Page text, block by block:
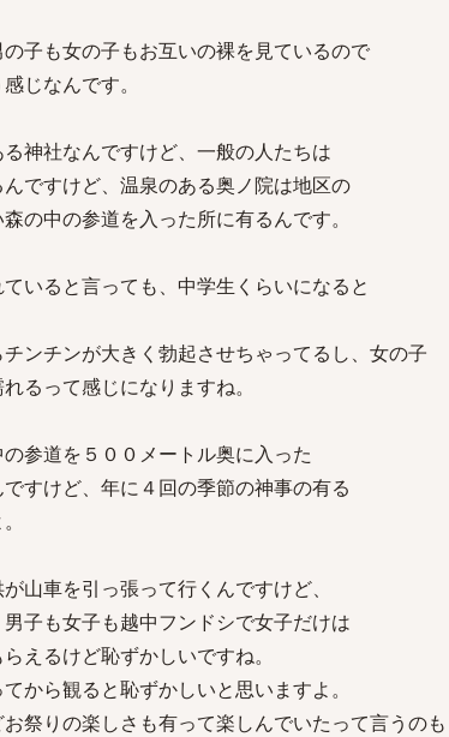
子も女の子もお互いの裸を見ているので
じなんです。
神社なんですけど、一般の人たちは
ですけど、温泉のある奥ノ院は地区の
の中の参道を入った所に有るんです。
いると言っても、中学生くらいになると
ンチンが大きく勃起させちゃってるし、女の子
るって感じになりますね。
参道を５００メートル奥に入った
すけど、年に４回の季節の神事の有る
山車を引っ張って行くんですけど、
子も女子も越中フンドシで女子だけは
えるけど恥ずかしいですね。
から観ると恥ずかしいと思いますよ。
祭りの楽しさも有って楽しんでいたって言うのも